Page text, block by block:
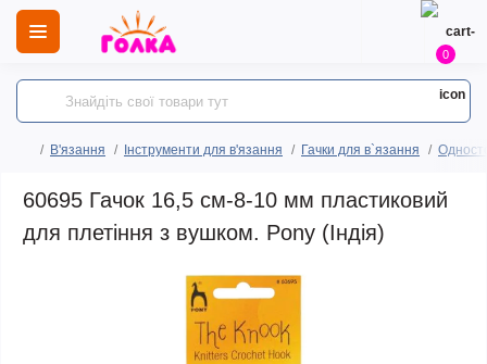
0
В'язання Інструменти для в'язання Гачки для в`язання
60695 Гачок 16,5 см-8-10 мм пластиковий
для плетіння з вушком. Pony (Індія)